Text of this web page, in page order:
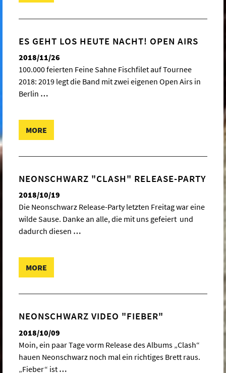
ES GEHT LOS HEUTE NACHT! OPEN AIRS
2018/11/26
100.000 feierten Feine Sahne Fischfilet auf Tournee
2018: 2019 legt die Band mit zwei eigenen Open Airs in
Berlin …
MORE
NEONSCHWARZ "CLASH" RELEASE-PARTY
2018/10/19
Die Neonschwarz Release-Party letzten Freitag war eine
wilde Sause. Danke an alle, die mit uns gefeiert und
dadurch diesen …
MORE
NEONSCHWARZ VIDEO "FIEBER"
2018/10/09
Moin, ein paar Tage vorm Release des Albums „Clash“
hauen Neonschwarz noch mal ein richtiges Brett raus.
„Fieber“ ist …